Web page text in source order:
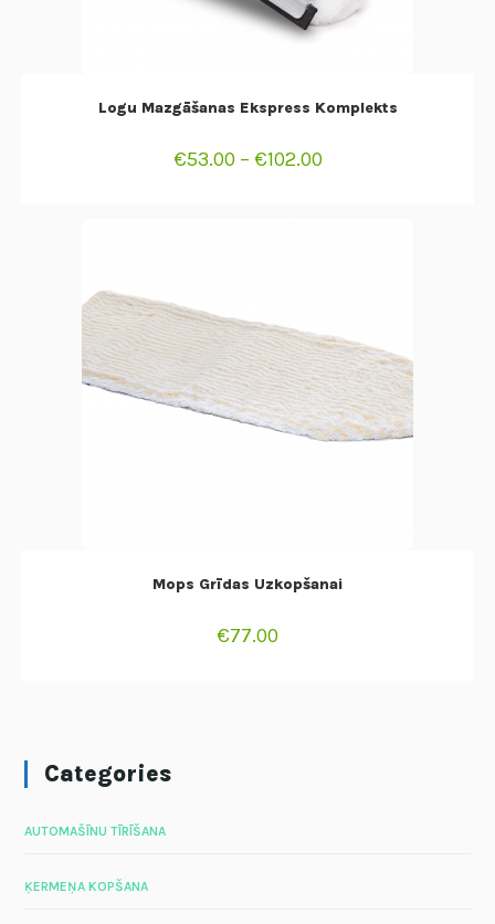
Logu Mazgāšanas Ekspress Komplekts
€53.00 – €102.00
Mops Grīdas Uzkopšanai
€77.00
Categories
AUTOMAŠĪNU TĪRĪŠANA
ĶERMEŅA KOPŠANA